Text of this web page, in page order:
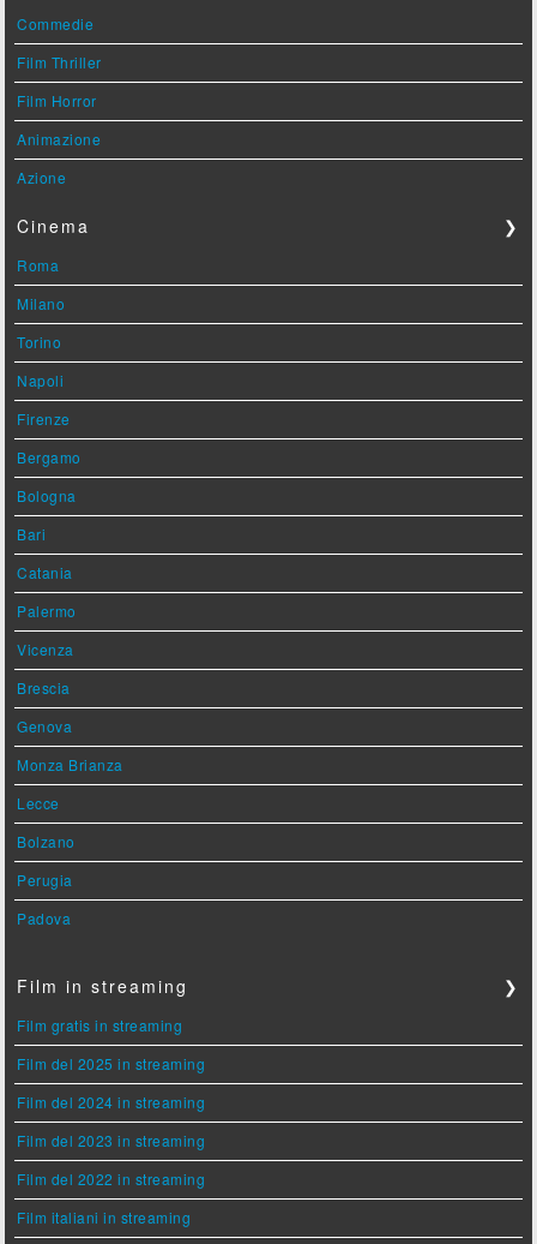
Commedie
Film Thriller
Film Horror
Animazione
Azione
Cinema ❯
Roma
Milano
Torino
Napoli
Firenze
Bergamo
Bologna
Bari
Catania
Palermo
Vicenza
Brescia
Genova
Monza Brianza
Lecce
Bolzano
Perugia
Padova
Film in streaming ❯
Film gratis in streaming
Film del 2025 in streaming
Film del 2024 in streaming
Film del 2023 in streaming
Film del 2022 in streaming
Film italiani in streaming